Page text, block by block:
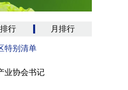
行 月排行
特别清单
业协会书记